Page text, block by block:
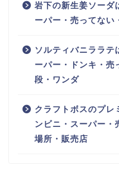
岩下の新生姜ソーダ
ーパー・売ってない
ソルティバニララテ
ーパー・ドンキ・売
段・ワンダ
クラフトボスのプレ
ンビニ・スーパー・
場所・販売店